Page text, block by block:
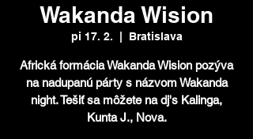
Wakanda Wision
pi 17. 2. Bratislava
Africká formácia Wakanda Wision pozýva
na nadupanú párty s názvom Wakanda
night. Tešiť sa môžete na dj's Kalinga,
Kunta J., Nova.